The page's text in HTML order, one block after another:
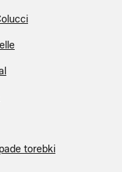
torebki